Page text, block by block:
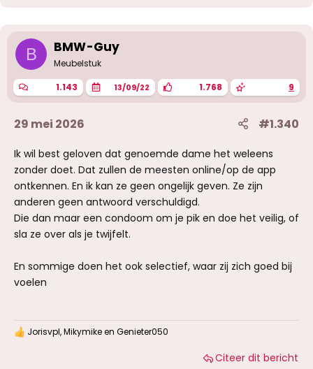
n
g
n
:
B BMW-Guy
Meubelstuk
1.143 13/09/22 1.768 9
29 mei 2026 #1.340
Ik wil best geloven dat genoemde dame het weleens
zonder doet. Dat zullen de meesten online/op de app
ontkennen. En ik kan ze geen ongelijk geven. Ze zijn
anderen geen antwoord verschuldigd.
Die dan maar een condoom om je pik en doe het veilig, of
sla ze over als je twijfelt.
En sommige doen het ook selectief, waar zij zich goed bij
voelen
W Jorisvpl,Mikymikeen Genieter050
Citeer dit bericht